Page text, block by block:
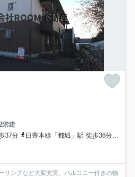
階建
37分
日豊本線「都城」駅 徒歩38分
リングなど大変充実。バルコニー付きの物